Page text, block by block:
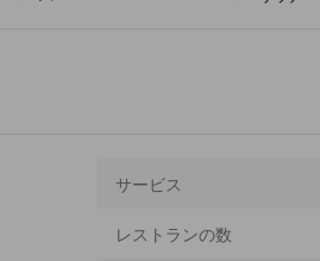
サービス
レストランの数